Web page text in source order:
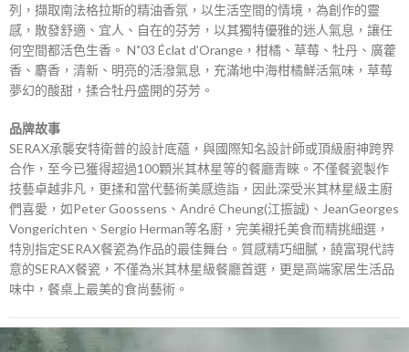
列，擷取南法格拉斯的精油香氛，以生活空間的情境，為創作的靈
感，散發舒適、宜人、自在的芬芳，以其獨特優雅的迷人氣息，讓任
何空間都活色生香。 N˚03 Éclat d’Orange，柑橘、草莓、牡丹、廣藿
香、麝香，清新、明亮的活潑氣息，充滿地中海柑橘鮮活氣味，草莓
夢幻的酸甜，揉合牡丹盛開的芬芳。
品牌故事
SERAX承襲安特衛普的設計底蘊，與國際知名設計師或頂級廚神跨界
合作，至今已獲得超過100顆米其林星等的餐廳青睞。不僅餐瓷製作
技藝卓越非凡，更揉和當代藝術美感造詣，因此深受米其林星級主廚
們喜愛，如Peter Goossens、André Cheung(江振誠)、JeanGeorges
Vongerichten、Sergio Herman等名廚，完美襯托美食而精挑細選，
特別指定SERAX餐瓷為作品的最佳舞台。質感精巧細膩，饒富現代詩
意的SERAX餐瓷，不僅為米其林星級餐廳首選，更是高端家居生活品
味中，餐桌上最美的食尚藝術。